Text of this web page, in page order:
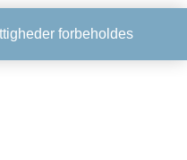
forbeholdes